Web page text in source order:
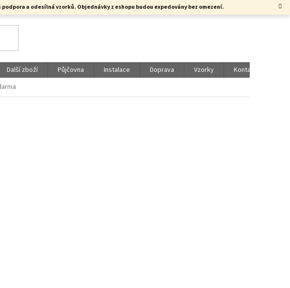
a odesílná vzorků. Objednávky z eshopu budou expedovány bez omezení.
Další zboží Půjčovna Instalace Doprava Vzorky Kontakty